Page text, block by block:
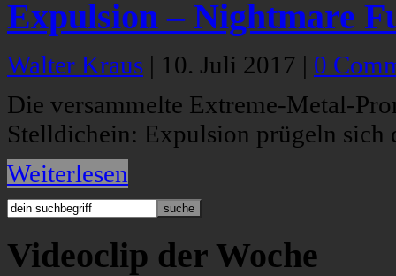
Expulsion – Nightmare
Walter Kraus | 10. Juli 2017 | 0
Die versammelte Extreme-Metal-
Stelldichein: Expulsion prügeln sich
Weiterlesen
Videoclip der Woche